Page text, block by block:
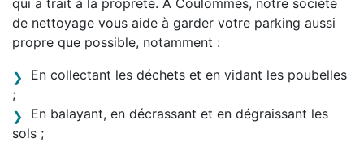
de nettoyage vous aide à garder votre parking aussi
propre que possible, notamment :
En collectant les déchets et en vidant les poubelles
;
En balayant, en décrassant et en dégraissant les
sols ;